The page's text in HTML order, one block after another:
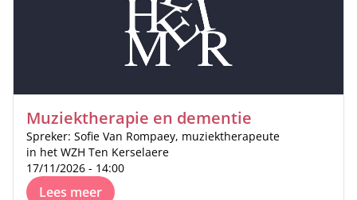
Muziektherapie en dementie
Spreker: Sofie Van Rompaey, muziektherapeute
in het WZH Ten Kerselaere
17/11/2026 - 14:00
Lees meer